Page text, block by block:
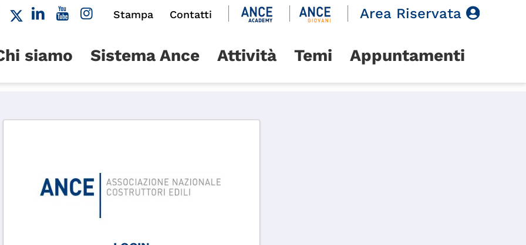
Stampa Contatti Area Riservata
siamo Sistema Ance Attività Temi Appuntamenti